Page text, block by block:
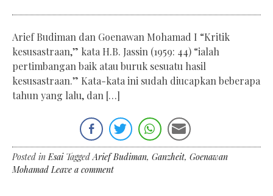
Arief Budiman dan Goenawan Mohamad I “Kritik
kesusastraan,” kata H.B. Jassin (1959: 44) “ialah
pertimbangan baik atau buruk sesuatu hasil
kesusastraan.” Kata-kata ini sudah diucapkan beberapa
tahun yang lalu, dan […]
Posted inEsai TaggedArief Budiman, Ganzheit, Goenawan
Mohamad Leave a comment